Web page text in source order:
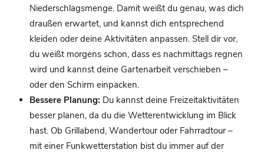
Niederschlagsmenge. Damit weißt du genau, was dich
draußen erwartet, und kannst dich entsprechend
kleiden oder deine Aktivitäten anpassen. Stell dir vor,
du weißt morgens schon, dass es nachmittags regnen
wird und kannst deine Gartenarbeit verschieben –
oder den Schirm einpacken.
Bessere Planung: Du kannst deine Freizeitaktivitäten
besser planen, da du die Wetterentwicklung im Blick
hast. Ob Grillabend, Wandertour oder Fahrradtour –
mit einer Funkwetterstation bist du immer auf der